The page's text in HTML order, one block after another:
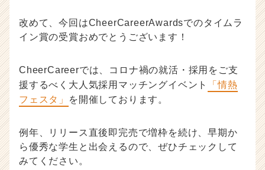
改めて、今回はCheerCareerAwardsでのタイムラ
イン賞の受賞おめでとうございます！
CheerCareerでは、コロナ禍の就活・採用をご支
援するべく大人気採用マッチングイベント
「情熱
フェスタ」
を開催しております。
例年、リリース直後即完売で増枠を続け、早期か
ら優秀な学生と出会えるので、ぜひチェックして
みてください。